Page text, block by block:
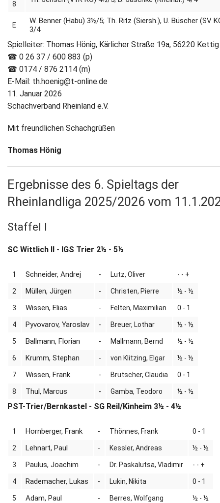
8
E
W. Benner (Habu) 3½/5; Th. Ritz (Siersh.), U. Büscher (SV
3/4
Spielleiter: Thomas Hönig, Kärlicher Straße 19a, 56220 Kettig
☎ 0 26 37 / 600 883 (p)
☎ 0174 / 876 2114 (m)
E-Mail: th.hoenig@t-online.de
11. Januar 2026
Schachverband Rheinland e.V.
Mit freundlichen Schachgrüßen
Thomas Hönig
Ergebnisse des 6. Spieltags der
Rheinlandliga 2025/2026 vom
Staffel I
SC Wittlich II - IGS Trier 2½ - 5½
1 Schneider, Andrej - Lutz, Oliver - - +
2 Müllen, Jürgen - Christen, Pierre ½ - ½
3 Wissen, Elias - Felten, Maximilian 0 - 1
4 Pyvovarov, Yaroslav - Breuer, Lothar ½ - ½
5 Ballmann, Florian - Mallmann, Bernd ½ - ½
6 Krumm, Stephan - von Klitzing, Elgar ½ - ½
7 Wissen, Frank - Brutscher, Claudia 0 - 1
8 Thul, Marcus - Gamba, Teodoro ½ - ½
PST-Trier/Bernkastel - SG Reil/Kinheim 3½ - 4½
1 Hornberger, Frank - Thönnes, Frank 0 - 1
2 Lehnart, Paul - Kessler, Andreas ½ - ½
3 Paulus, Joachim - Dr. Paskalutsa, Vladimir - - +
4 Rademacher, Lukas - Lukin, Nikita 0 - 1
5 Adam, Paul - Berres, Wolfgang ½ - ½